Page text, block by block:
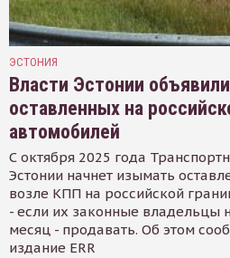
ЭСТОНИЯ
Власти Эстонии
оставленных на
автомобилей
С октября 2025 года
Эстонии начнет изымать
возле КПП на российской
- если их законные владельцы
месяц - продавать. Об этом
издание ERR